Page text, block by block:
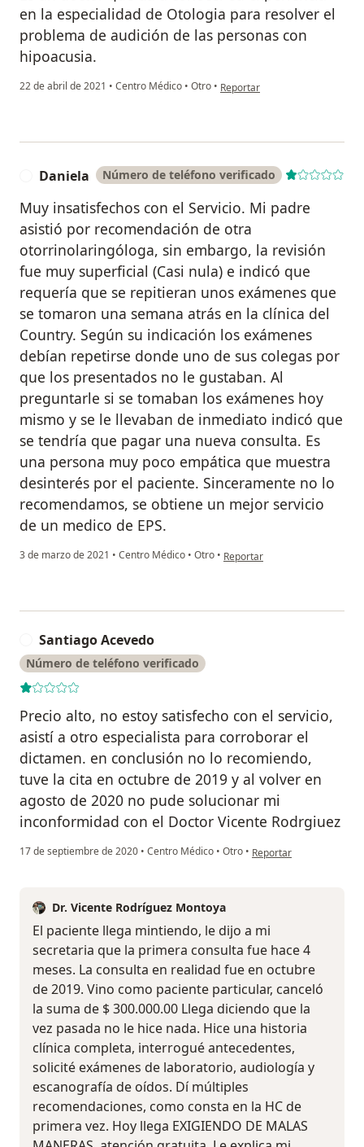
en la especialidad de Otologia para resolver el
problema de audición de las personas con
hipoacusia.
22 de abril de 2021 • Centro Médico • Otro • en opinión del usuario Stephan
Reportar
Daniela Número de teléfono verificado
Muy insatisfechos con el Servicio. Mi padre
asistió por recomendación de otra
otorrinolaringóloga, sin embargo, la revisión
fue muy superficial (Casi nula) e indicó que
requería que se repitieran unos exámenes que
se tomaron una semana atrás en la clínica del
Country. Según su indicación los exámenes
debían repetirse donde uno de sus colegas por
que los presentados no le gustaban. Al
preguntarle si se tomaban los exámenes hoy
mismo y se le llevaban de inmediato indicó que
se tendría que pagar una nueva consulta. Es
una persona muy poco empática que muestra
desinterés por el paciente. Sinceramente no lo
recomendamos, se obtiene un mejor servicio
de un medico de EPS.
3 de marzo de 2021 • Centro Médico • Otro • en opinión del usuario Daniela
Reportar
Santiago Acevedo
Número de teléfono verificado
Precio alto, no estoy satisfecho con el servicio,
asistí a otro especialista para corroborar el
dictamen. en conclusión no lo recomiendo,
tuve la cita en octubre de 2019 y al volver en
agosto de 2020 no pude solucionar mi
inconformidad con el Doctor Vicente Rodrgiuez
17 de septiembre de 2020 • Centro Médico • Otro • en opinión del usuario
Reportar
Dr. Vicente Rodríguez Montoya
El paciente llega mintiendo, le dijo a mi
secretaria que la primera consulta fue hace 4
meses. La consulta en realidad fue en octubre
de 2019. Vino como paciente particular, canceló
la suma de $ 300.000.00 Llega diciendo que la
vez pasada no le hice nada. Hice una historia
clínica completa, interrogué antecedentes,
solicité exámenes de laboratorio, audiología y
escanografía de oídos. Dí múltiples
recomendaciones, como consta en la HC de
primera vez. Hoy llega EXIGIENDO DE MALAS